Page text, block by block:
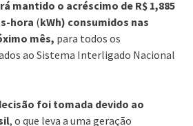
mantido o acréscimo de R$ 1,885
hora (kWh) consumidos nas
mês, para todos os
ao Sistema Interligado Nacional
foi tomada devido ao
, o que leva a uma geração